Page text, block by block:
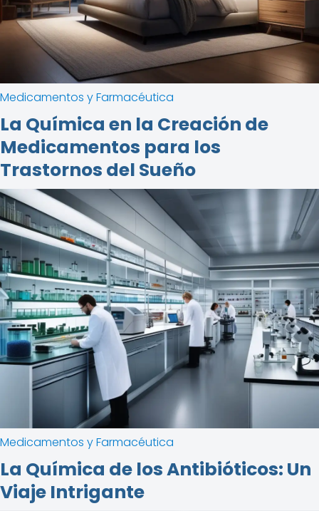
Medicamentos y Farmacéutica
La Química en la Creación de
Medicamentos para los
Trastornos del Sueño
Medicamentos y Farmacéutica
La Química de los Antibióticos: Un
Viaje Intrigante